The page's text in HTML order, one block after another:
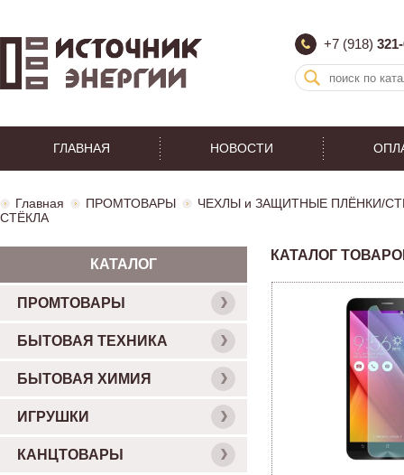
+7 (918)
ГЛАВНАЯ НОВОСТИ
Главная ПРОМТОВАРЫ
ЧЕХЛЫ и ЗАЩИТНЫЕ ПЛЁНКИ/
СТЁКЛА
КАТАЛОГ
КАТАЛОГ
ПРОМТОВАРЫ
БЫТОВАЯ ТЕХНИКА
БЫТОВАЯ ХИМИЯ
ИГРУШКИ
КАНЦТОВАРЫ